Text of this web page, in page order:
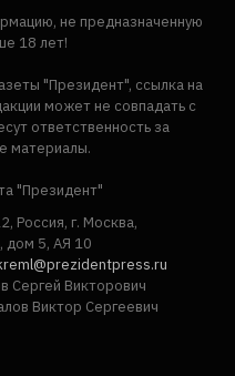
не предназначенную
18 лет!
"Президент", ссылка на
может не совпадать с
ответственность за
материалы.
"Президент"
Россия, г. Москва,
дом 5, АЯ 10
Сергей Викторович
Виктор Сергеевич